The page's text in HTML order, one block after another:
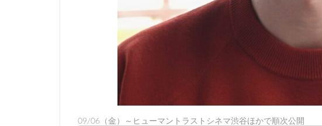
09/06（金）～ヒューマントラストシネマ渋谷ほかで順次公開